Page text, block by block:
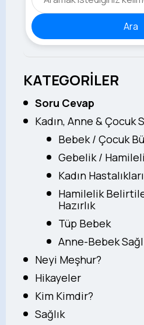
Ara
KATEGORİLER
Soru Cevap
Kadın, Anne & Çocuk
Bebek / Çocuk
Gebelik /
Kadın Hastalıkları
Hamilelik
Hazırlık
Tüp Bebek
Anne-Bebek
Neyi Meşhur?
Hikayeler
Kim Kimdir?
Sağlık